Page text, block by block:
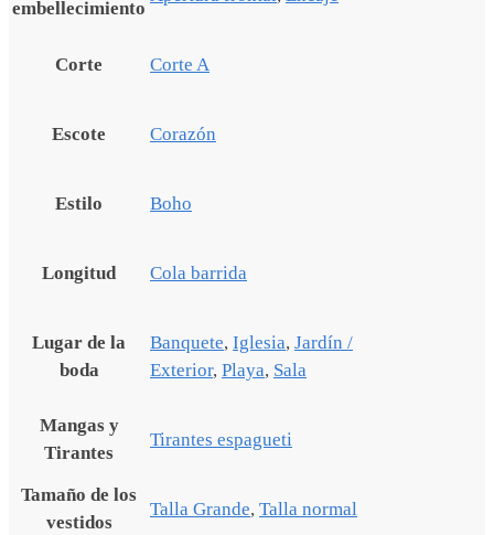
embellecimiento
Corte Corte A
Escote Corazón
Estilo Boho
Longitud Cola barrida
Lugar de la
boda
Banquete, Iglesia, Jardín /
Exterior, Playa, Sala
Mangas y
Tirantes
Tirantes espagueti
Tamaño de los
vestidos
Talla Grande, Talla normal